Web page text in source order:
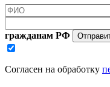
гражданам РФ
Согласен на обработку